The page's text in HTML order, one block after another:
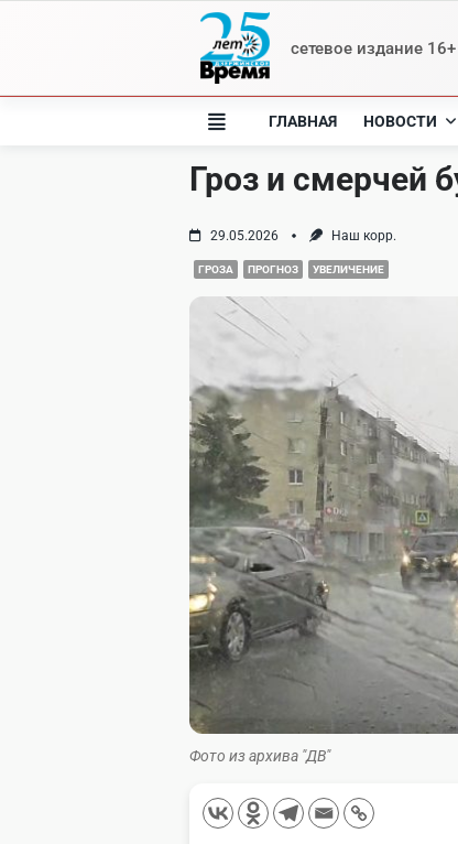
сетевое издание 16+
ГЛАВНАЯ НОВОСТИ
Гроз и смерчей
29.05.2026 Наш корр.
ГРОЗА ПРОГНОЗ УВЕЛИЧЕНИЕ
Фото из архива "ДВ"